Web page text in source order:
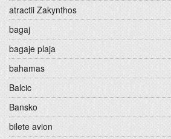
atractii Zakynthos
bagaj
bagaje plaja
bahamas
Balcic
Bansko
bilete avion